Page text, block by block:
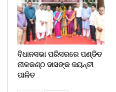
ବିଧାନସଭା ପରିସରରେ ପଣ୍ଡିତ
ନୀଳକଣ୍ଠ ଦାସଙ୍କ ଜୟନ୍ତୀ
ପାଳିତ